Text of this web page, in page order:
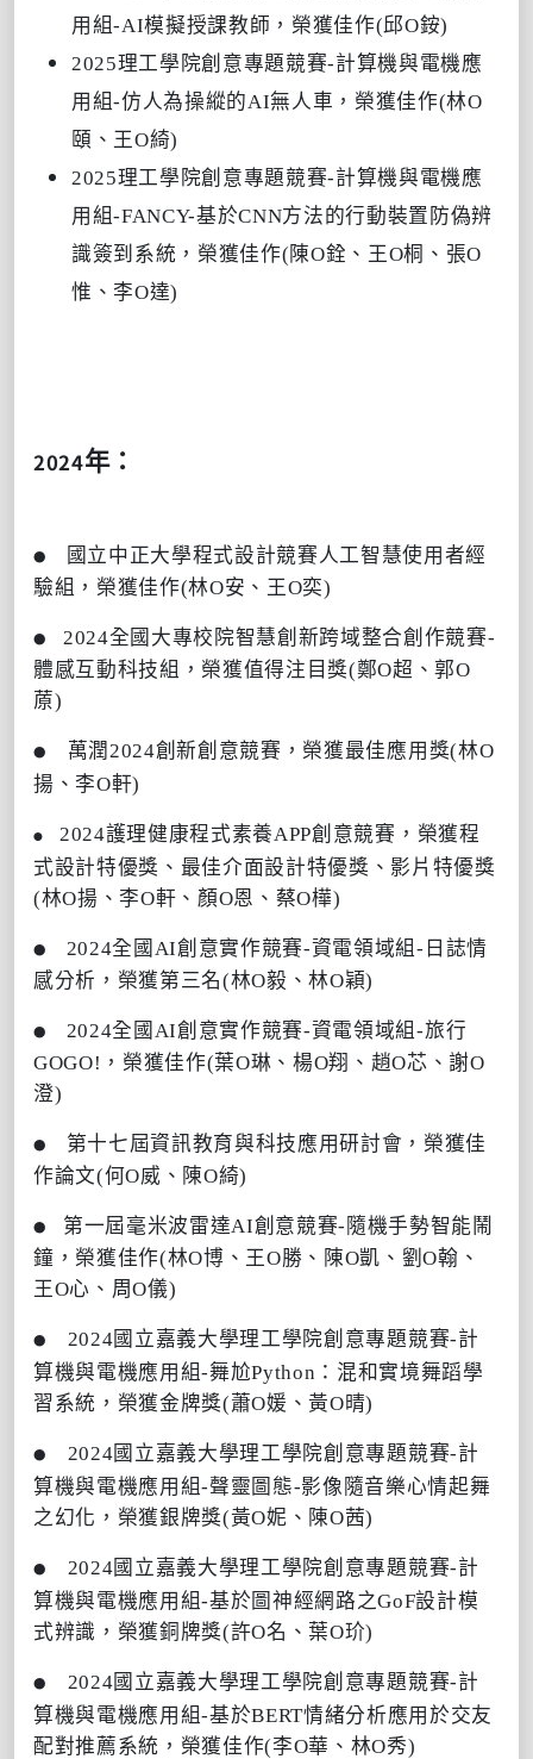
用組-AI模擬授課教師，榮獲佳作(邱O銨)
2025理工學院創意專題競賽-計算機與電機應
用組-仿人為操縱的AI無人車，榮獲佳作(林O
頤、王O綺)
2025理工學院創意專題競賽-計算機與電機應
用組-FANCY-基於CNN方法的行動裝置防偽辨
識簽到系統，榮獲佳作(陳O銓、王O桐、張O
惟、李O達)
2024年：
●
國立中正大學程式設計競賽人工智慧使用者經
驗組，榮獲佳作(林O安、王O奕)
● 2024全國大專校院智慧創新跨域整合創作競賽-
體感互動科技組，榮獲值得注 目獎(鄭O超、郭O
蒝)
●
萬潤2024創新創意競賽，榮獲最佳應用獎(林O
揚、李O軒)
●
2024護理健康程式素養APP創意競賽，榮獲程
式設計特優獎、最佳介面設計特優獎、影片特優獎
(林O揚、李O軒、顏O恩、蔡O樺)
● 2024全國AI創意實作競賽-資電領域組-日誌情
感分析，榮獲第三名(林O毅、林O穎)
● 2024全國AI創意實作競賽-資電領域組-旅行
GOGO!，榮獲佳作(葉O琳、楊O翔、趙O芯、謝O
澄)
● 第十七屆資訊教育與科技應用研討會，榮獲佳
作論文(何O威、陳O綺)
● 第一屆毫米波雷達AI創意競賽-隨機手勢智能鬧
鐘，榮獲佳作(林O博、王O勝、陳O凱、劉O翰、
王O心、周O儀)
●
2024國立嘉義大學理工學院創意專題競賽-計
算機與電機應用組-舞尬Python：混和實境舞蹈學
習系統，榮獲金牌獎(蕭O媛、黃O晴)
●
2024國立嘉義大學理工學院創意專題競賽-計
算機與電機應用組-聲靈圖態-影像隨音樂心情起舞
之幻化，榮獲銀牌獎(黃O妮、陳O茜)
●
2024國立嘉義大學理工學院創意專題競賽-計
算機與電機應用組-基於圖神經網路之GoF設計模
式辨識，榮獲銅牌獎(許O名、葉O玠)
●
2024國立嘉義大學理工學院創意專題競賽-計
算機與電機應用組-基於BERT情緒分析應用於交友
配對推薦系統，榮獲佳作(李O華、林O秀)